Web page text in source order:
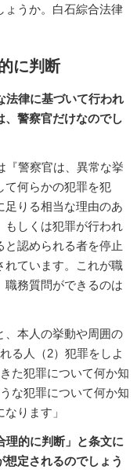
ょうか。白石綜合法律
に判断
法律に基づいて行われ
、警察官だけなのでし
『警察官は、異常な挙
て何らかの犯罪を犯
足りる相当な理由のあ
もしくは犯罪が行われ
と認められる者を停止
れています。これが職
職務質問ができるのは
、本人の挙動や周囲の
る人（2）犯罪をしよ
た犯罪について何か知
な犯罪について何か知
ります」
理的に判断」と条文に
定されるのでしょう